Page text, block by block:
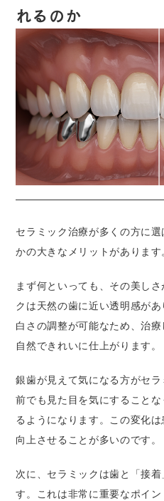
れるのか
セラミック治療が多くの方に
かの大きなメリットがあります
まず何といっても、その美し
クは天然の歯に近い透明感が
白さの調整が可能なため、治
自然できれいに仕上がります。
銀歯が見えて気になる方がセ
前でも見た目を気にすること
るようになります。この変化
向上させることが多いのです。
次に、セラミックは歯と「接
す。これは非常に重要なポイン